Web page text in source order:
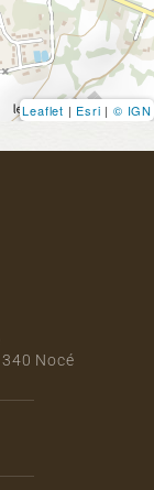
Leaflet | Esri | © IGN
Nocé